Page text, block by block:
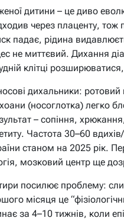
дитини – це диво
через плаценту, тож
падає, рідина
не миттєвий. Дихання
клітці
дихальники:
(носоглотка) легко
– сопіння,
Частота 30–60
станом на 2025 рік.
мозковий центр ще
посилює проблему:
місяця це
за 4–10 тижнів, коли